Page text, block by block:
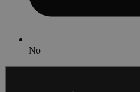
No